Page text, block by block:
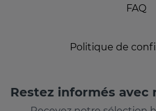
FAQ
Politique de
Restez informés